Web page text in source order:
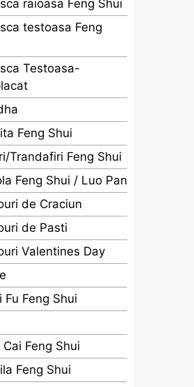
raioasa Feng Shui
testoasa Feng
Testoasa-
Feng Shui
Trandafiri Feng Shui
Feng Shui / Luo Pan
de Craciun
de Pasti
Valentines Day
Fu Feng Shui
Cai Feng Shui
Feng Shui